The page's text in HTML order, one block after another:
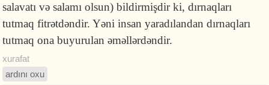
salavatı və salamı olsun) bildirmişdir ki, dırnaqları
tutmaq fitrətdəndir. Yəni insan yaradılandan dırnaqları
tutmaq ona buyurulan əməllərdəndir.
xurafat
ardını oxu